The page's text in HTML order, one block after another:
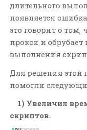
Git
JavaScript
LAMP
Linux
MODx
OpenCart
длительного
появляется
это говорит о том,
прокси и
выполнения
Для решения этой
помогли
1) Увеличил
скриптов.